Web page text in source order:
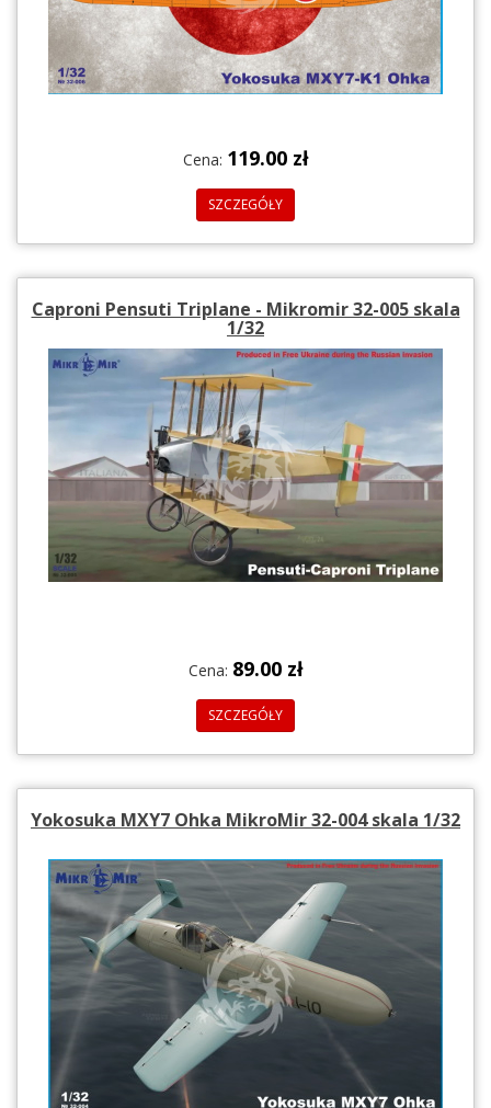
Cena: 119.00 zł
SZCZEGÓŁY
Caproni Pensuti Triplane - Mikromir 32-005 skala
1/32
Cena: 89.00 zł
SZCZEGÓŁY
Yokosuka MXY7 Ohka MikroMir 32-004 skala 1/32